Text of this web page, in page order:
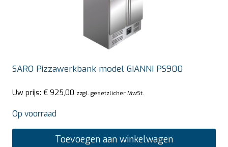
SARO Pizzawerkbank model GIANNI PS900
Uw prijs: € 925,00 zzgl. gesetzlicher MwSt.
Op voorraad
Toevoegen aan winkelwagen